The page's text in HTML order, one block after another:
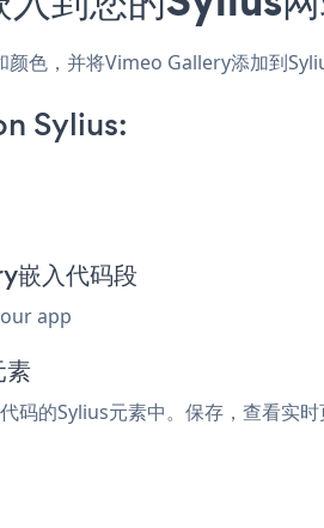
色，并将Vimeo Gallery添加到
Sylius:
入代码段
app
的Sylius元素中。保存，查看实